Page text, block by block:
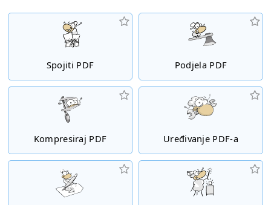
Spojiti PDF Podjela PDF
Kompresiraj PDF Uređivanje PDF-a